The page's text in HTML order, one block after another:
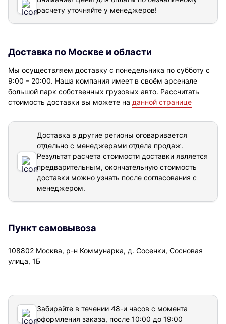
расчету уточняйте у менеджеров!
Доставка по Москве и области
Мы осуществляем доставку с понедельника по субботу с
9:00 – 20:00. Наша компания имеет в своём арсенале
большой парк собственных грузовых авто. Рассчитать
стоимость доставки вы можете на данной странице
Доставка в другие регионы оговаривается
отдельно с менеджерами отдела продаж.
Результат расчета стоимости доставки является
предварительным, окончательную стоимость
доставки можно узнать после согласования с
менеджером.
Пункт самовывоза
108802 Москва, р-н Коммунарка, д. Сосенки, Сосновая
улица, 1Б
Забирайте в течении 48-и часов с момента
оформления заказа, после 10:00 до 19:00